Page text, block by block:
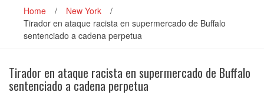
Home / New York
/
Tirador en ataque racista en supermercado de Buffalo
sentenciado a cadena perpetua
Tirador en ataque racista en supermercado de Buffalo
sentenciado a cadena perpetua